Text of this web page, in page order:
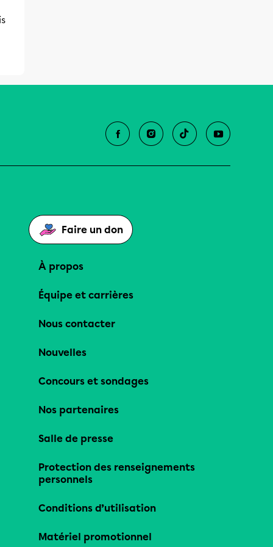
Faire un don
À propos
Équipe et carrières
Nous contacter
Nouvelles
Concours et sondages
Nos partenaires
Salle de presse
Protection des renseignements
personnels
Conditions d’utilisation
Matériel promotionnel